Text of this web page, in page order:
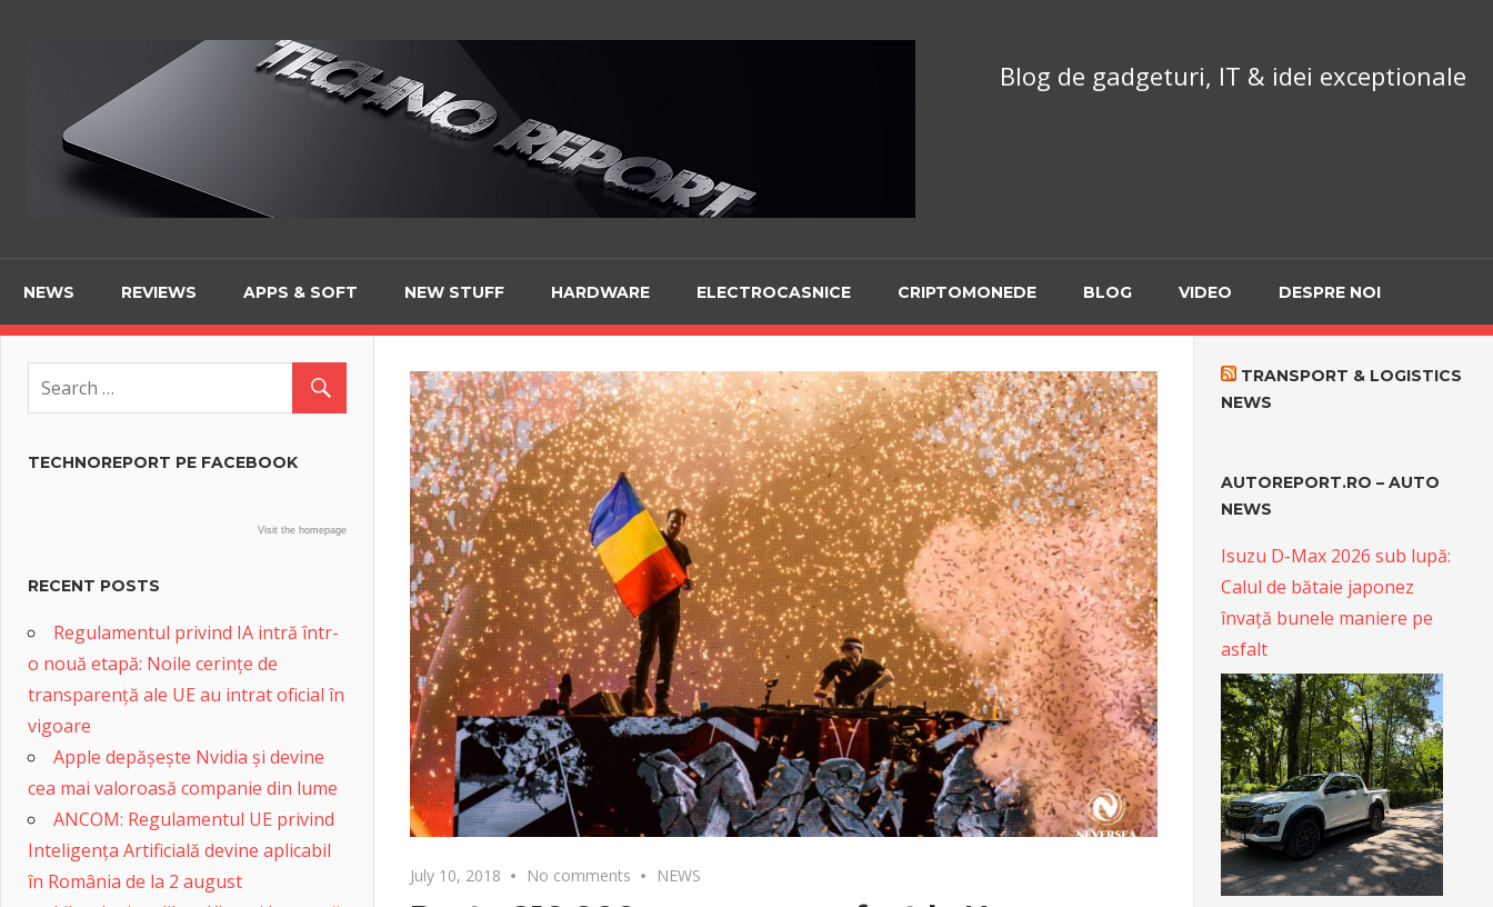
TechnoReport.ro
Blog de gadgeturi, IT & idei exceptionale
NEWS REVIEWS APPS & SOFT NEW STUFF HARDWARE ELECTROCASNICE CRIPTOMONEDE BLOG VIDEO DESPRE NOI
July 10, 2018 No comments NEWS
TECHNOREPORT PE FACEBOOK
Visit the homepage
RECENT POSTS
Regulamentul privind IA intră într-
o nouă etapă: Noile cerințe de
transparență ale UE au intrat oficial în
vigoare
Apple depășește Nvidia și devine
cea mai valoroasă companie din lume
ANCOM: Regulamentul UE privind
Inteligența Artificială devine aplicabil
în România de la 2 august
TRANSPORT & LOGISTICS
NEWS
AUTOREPORT.RO – AUTO
NEWS
Isuzu D-Max 2026 sub lupă:
Calul de bătaie japonez
învață bunele maniere pe
asfalt